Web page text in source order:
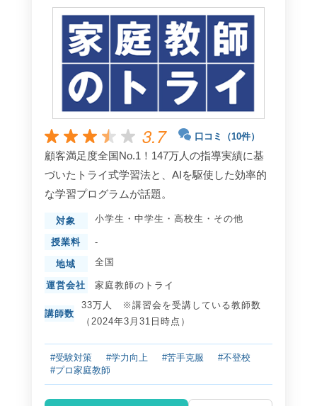
3.7 口コミ（10件）
顧客満足度全国No.1！147万人の指導実績に基
づいたトライ式学習法と、AIを駆使した効率的
な学習プログラムが話題。
対象 小学生 ・ 中学生 ・ 高校生 ・ その他
授業料 -
地域 全国
運営会社 家庭教師のトライ
講師数
33万人 ※講習会を受講している教師数
（2024年3月31日時点）
#受験対策 #学力向上 #苦手克服
#不登校
#プロ家庭教師